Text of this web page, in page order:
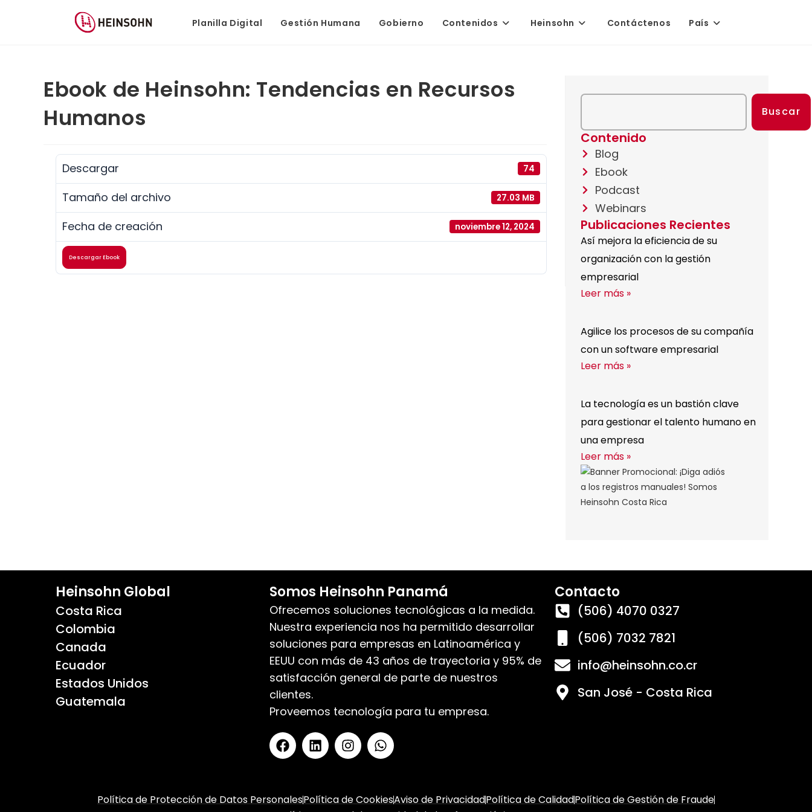
Planilla Digital Gestión Humana Gobierno Contenidos Heinsohn Contáctenos País
Ebook de Heinsohn: Tendencias en Recursos
Humanos
Descargar 74
Tamaño del archivo 27.03 MB
Fecha de creación noviembre 12, 2024
Descargar Ebook
Buscar
Contenido
Blog
Ebook
Podcast
Webinars
Publicaciones Recientes
Así mejora la eficiencia de su
organización con la gestión
empresarial
Leer más »
Agilice los procesos de su compañía
con un software empresarial
Leer más »
La tecnología es un bastión clave
para gestionar el talento humano en
una empresa
Leer más »
Heinsohn Global
Costa Rica
Colombia
Canada
Ecuador
Estados Unidos
Guatemala
Somos Heinsohn Panamá
Ofrecemos soluciones tecnológicas a la medida.
Nuestra experiencia nos ha permitido desarrollar
soluciones para empresas en Latinoamérica y
EEUU con más de 43 años de trayectoria y 95% de
satisfacción general de parte de nuestros
clientes.
Proveemos tecnología para tu empresa.
Contacto
(506) 4070 0327
(506) 7032 7821
info@heinsohn.co.cr
San José - Costa Rica
Política de Protección de Datos PersonalesPolítica de CookiesAviso de PrivacidadPolítica de CalidadPolítica de Gestión de Fraude